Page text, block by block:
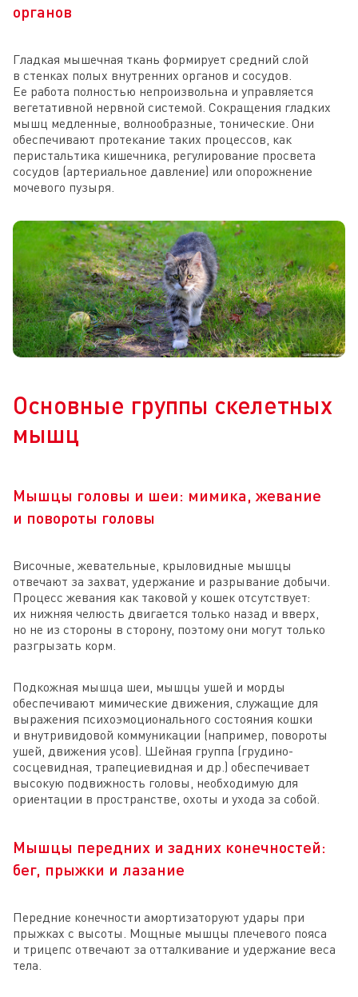
органов
Гладкая мышечная ткань формирует средний слой
в стенках полых внутренних органов и сосудов.
Ее работа полностью непроизвольна и управляется
вегетативной нервной системой. Сокращения гладких
мышц медленные, волнообразные, тонические. Они
обеспечивают протекание таких процессов, как
перистальтика кишечника, регулирование просвета
сосудов (артериальное давление) или опорожнение
мочевого пузыря.
Основные группы скелетных
мышц
Мышцы головы и шеи: мимика, жевание
и повороты головы
Височные, жевательные, крыловидные мышцы
отвечают за захват, удержание и разрывание добычи.
Процесс жевания как таковой у кошек отсутствует:
их нижняя челюсть двигается только назад и вверх,
но не из стороны в сторону, поэтому они могут только
разгрызать корм.
Подкожная мышца шеи, мышцы ушей и морды
обеспечивают мимические движения, служащие для
выражения психоэмоционального состояния кошки
и внутривидовой коммуникации (например, повороты
ушей, движения усов). Шейная группа (грудино-
сосцевидная, трапециевидная и др.) обеспечивает
высокую подвижность головы, необходимую для
ориентации в пространстве, охоты и ухода за собой.
Мышцы передних и задних конечностей:
бег, прыжки и лазание
Передние конечности амортизаторуют удары при
прыжках с высоты. Мощные мышцы плечевого пояса
и трицепс отвечают за отталкивание и удержание веса
тела.